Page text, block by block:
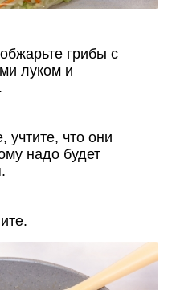
грибы с
луком и
учтите, что они
надо будет